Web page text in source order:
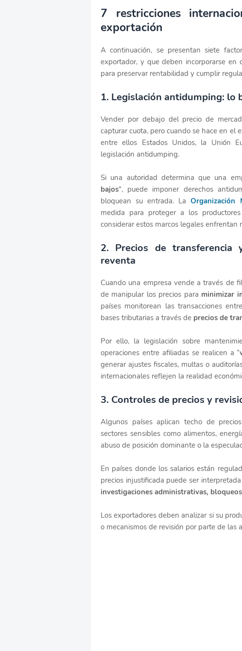
7 restricciones
exportación
A continuación, se presentan siete
exportador, y que deben incorporarse en
para preservar rentabilidad y cumplir
1. Legislación antidumping: lo
Vender por debajo del precio de
capturar cuota, pero cuando se hace en el
entre ellos Estados Unidos, la Unión
legislación antidumping.
Si una autoridad determina que una
bajos", puede imponer derechos
bloquean su entrada. LaOrganización
medida para proteger a los
considerar estos marcos legales enfrentan
2. Precios de
reventa
Cuando una empresa vende a través de
de manipular los precios para minimizar
países monitorean las transacciones
bases tributarias a través de precios de
Por ello, la legislación sobre
operaciones entre afiliadas se realicen a “
generar ajustes fiscales, multas o
internacionales reflejen la realidad
3. Controles de precios y
Algunos países aplican techo de
sectores sensibles como alimentos,
abuso de posición dominante o la
En países donde los salarios están
precios injustificada puede ser
investigaciones administrativas,
Los exportadores deben analizar si su
o mecanismos de revisión por parte de las